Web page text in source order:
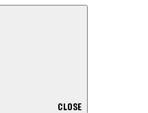
CLOSE